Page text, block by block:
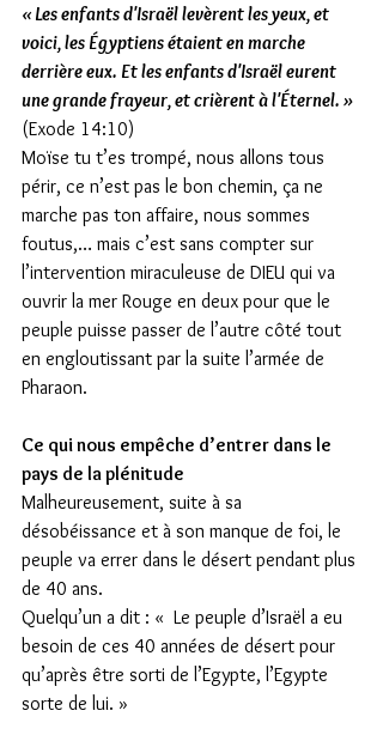
« Les enfants d'Israël levèrent les yeux, et
voici, les Égyptiens étaient en marche
derrière eux. Et les enfants d'Israël eurent
une grande frayeur, et crièrent à l'Éternel. »
(Exode 14:10)
Moïse tu t’es trompé, nous allons tous
périr, ce n’est pas le bon chemin, ça ne
marche pas ton affaire, nous sommes
foutus,… mais c’est sans compter sur
l’intervention miraculeuse de DIEU qui va
ouvrir la mer Rouge en deux pour que le
peuple puisse passer de l’autre côté tout
en engloutissant par la suite l’armée de
Pharaon.
Ce qui nous empêche d’entrer dans le
pays de la plénitude
Malheureusement, suite à sa
désobéissance et à son manque de foi, le
peuple va errer dans le désert pendant plus
de 40 ans.
Quelqu’un a dit : «  Le peuple d’Israël a eu
besoin de ces 40 années de désert pour
qu’après être sorti de l’Egypte, l’Egypte
sorte de lui. »